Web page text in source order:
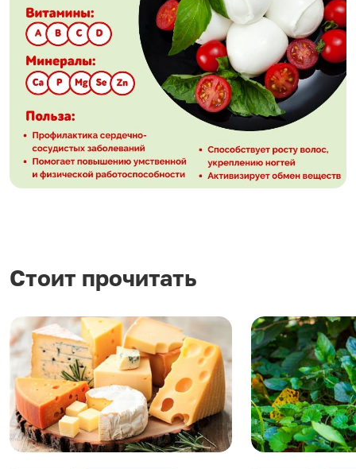
Стоит прочитать